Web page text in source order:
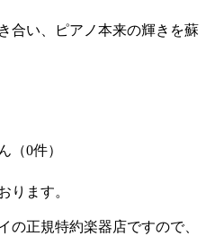
合い、ピアノ本来の輝きを蘇
（0件）
ります。
の正規特約楽器店ですので、